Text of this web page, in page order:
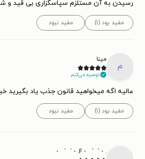
رسیدن به آن مستلزم سپاسگزاری بی قید و
مفید بود (۱) مفید نبود
م
مینا
توصیه می‌کنم.
عالیه اگه میخواهید قانون جذب یاد بگیرید
مفید بود (۱) مفید نبود
.・゜゜・F.・゜゜・